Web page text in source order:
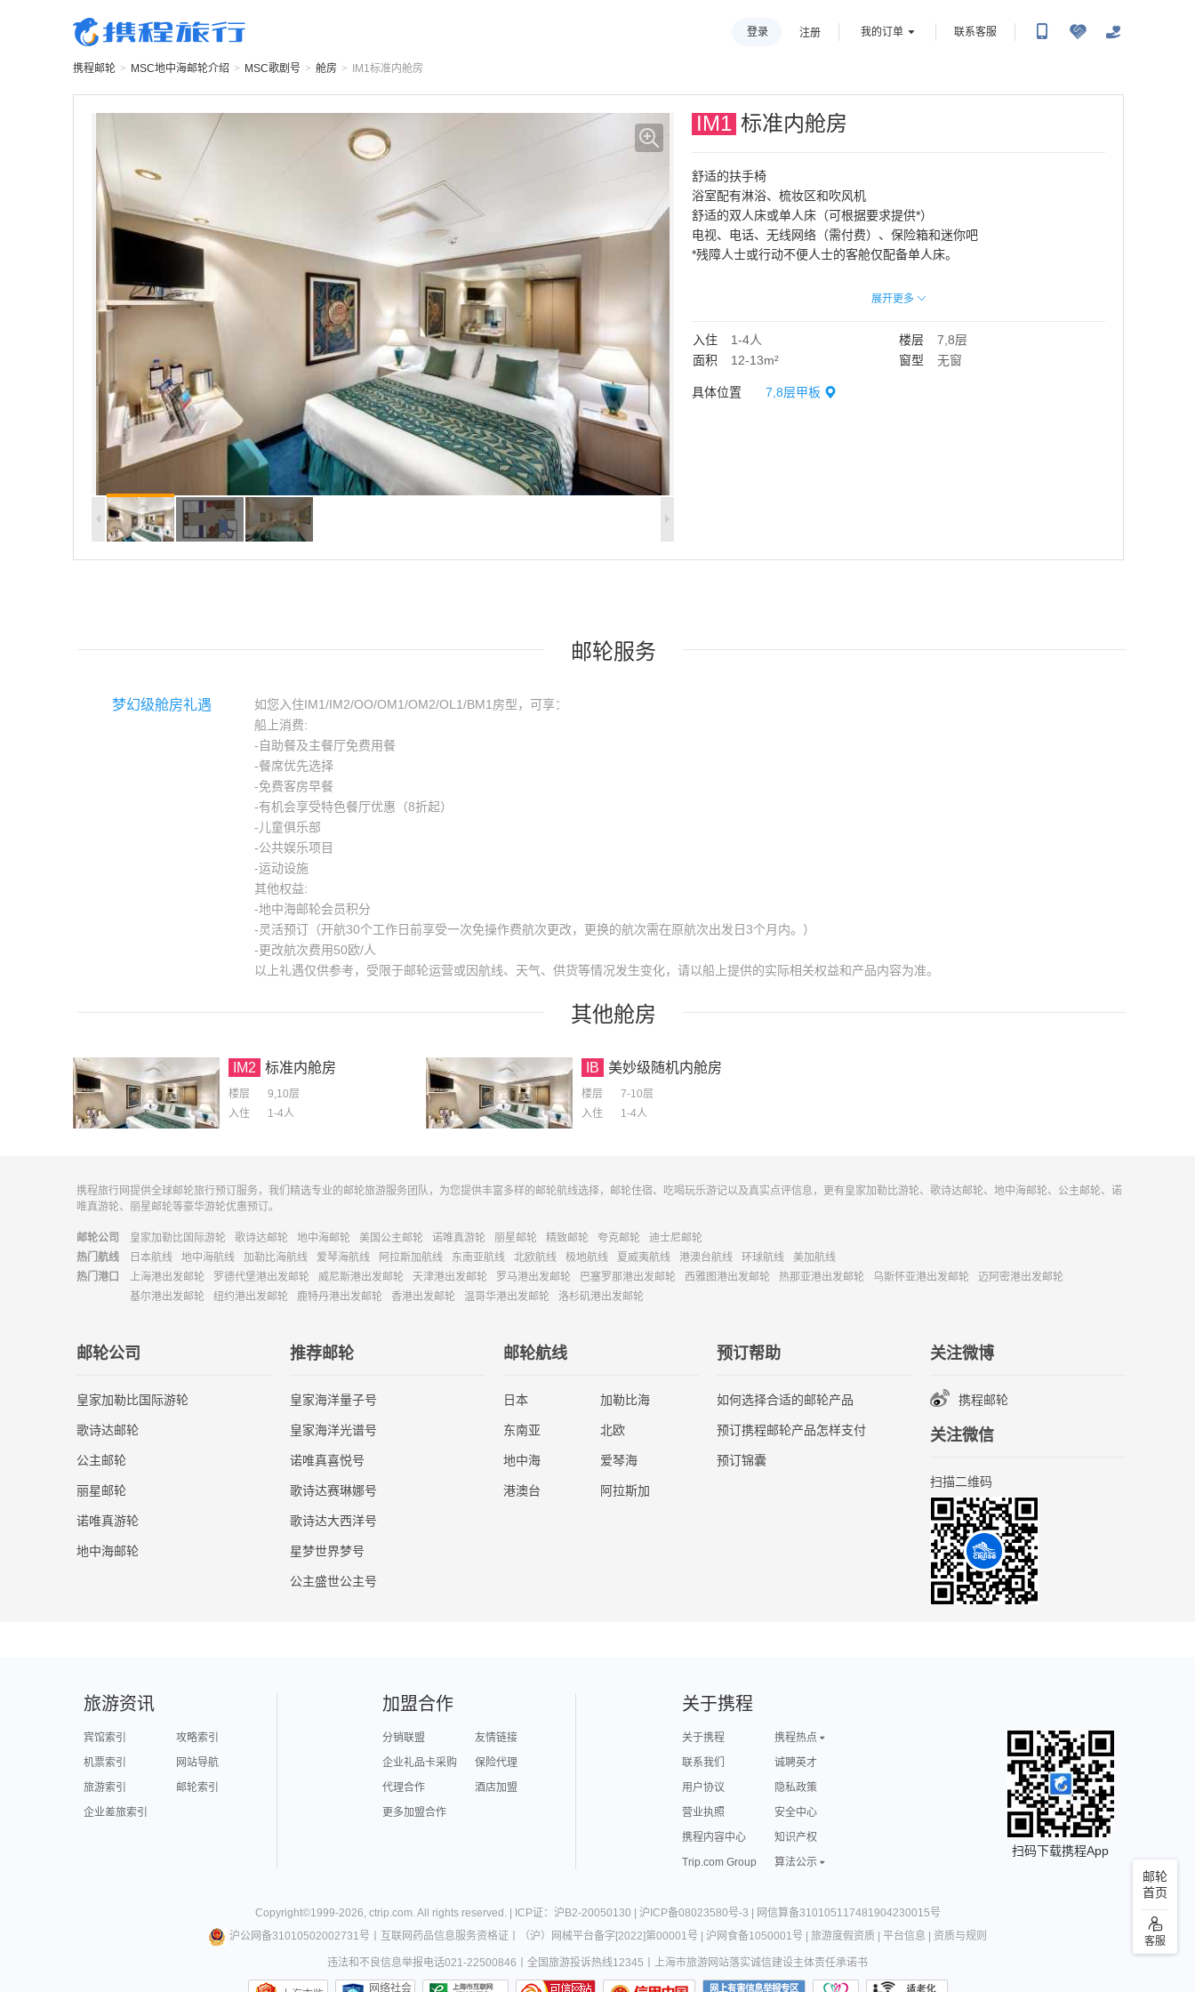
登录 注册 我的订单 联系客服
携程邮轮 > MSC地中海邮轮介绍 > MSC歌剧号 > 舱房 > IM1标准内舱房
IM1 标准内舱房
舒适的扶手椅
浴室配有淋浴、梳妆区和吹风机
舒适的双人床或单人床（可根据要求提供*）
电视、电话、无线网络（需付费）、保险箱和迷你吧
*残障人士或行动不便人士的客舱仅配备单人床。
图片仅供参考；尺寸、布局和家具可能有所不同（同一舱位类别）。
展开更多
入住 1-4人 楼层
7,8层
面积
12-13m² 窗型 无窗
具体位置 7,8层甲板
邮轮服务
梦幻级舱房礼遇
如您入住IM1/IM2/OO/OM1/OM2/OL1/BM1房型，可享：
船上消费:
-自助餐及主餐厅免费用餐
-餐席优先选择
-免费客房早餐
-有机会享受特色餐厅优惠（8折起）
-儿童俱乐部
-公共娱乐项目
-运动设施
其他权益:
-地中海邮轮会员积分
-灵活预订（开航30个工作日前享受一次免操作费航次更改，更换的航次需在原航次出发日3个月内。）
-更改航次费用50欧/人
以上礼遇仅供参考，受限于邮轮运营或因航线、天气、供货等情况发生变化，请以船上提供的实际相关权益和产品内容为准。
其他舱房
IM2 标准内舱房
楼层
9,10层
入住
1-4人
IB 美妙级随机内舱房
楼层
7-10层
入住
1-4人
携程旅行网提供全球邮轮旅行预订服务，我们精选专业的邮轮旅游服务团队，为您提供丰富多样的邮轮航线选择，邮轮住宿、吃喝玩乐游记以及真实点评信息，更有皇家加勒比游轮、歌诗达邮轮、地中海邮轮、公主邮轮、诺
唯真游轮、丽星邮轮等豪华游轮优惠预订。
邮轮公司 皇家加勒比国际游轮 歌诗达邮轮 地中海邮轮 美国公主邮轮 诺唯真游轮 丽星邮轮 精致邮轮 夸克邮轮
迪士尼邮轮
热门航线
日本航线 地中海航线 加勒比海航线 爱琴海航线 阿拉斯加航线 东南亚航线 北欧航线 极地航线 夏威夷航线 港澳台航线 环球航线
美加航线
热门港口
上海港出发邮轮 罗德代堡港出发邮轮 威尼斯港出发邮轮 天津港出发邮轮 罗马港出发邮轮 巴塞罗那港出发邮轮 西雅图港出发邮轮 热那亚港出发邮轮 乌斯怀亚港出发邮轮
迈阿密港出发邮轮
基尔港出发邮轮
纽约港出发邮轮 鹿特丹港出发邮轮 香港出发邮轮 温哥华港出发邮轮 洛杉矶港出发邮轮
邮轮公司
皇家加勒比国际游轮
歌诗达邮轮
公主邮轮
丽星邮轮
诺唯真游轮
地中海邮轮
推荐邮轮
皇家海洋量子号
皇家海洋光谱号
诺唯真喜悦号
歌诗达赛琳娜号
歌诗达大西洋号
星梦世界梦号
公主盛世公主号
邮轮航线
日本 加勒比海
东南亚 北欧
地中海 爱琴海
港澳台 阿拉斯加
预订帮助
如何选择合适的邮轮产品
预订携程邮轮产品怎样支付
预订锦囊
关注微博
携程邮轮
关注微信
扫描二维码
邮轮
首页
客服
旅游资讯
宾馆索引
攻略索引
机票索引
网站导航
旅游索引
邮轮索引
企业差旅索引
加盟合作
分销联盟
友情链接
企业礼品卡采购
保险代理
代理合作
酒店加盟
更多加盟合作
关于携程
关于携程
携程热点
联系我们
诚聘英才
用户协议
隐私政策
营业执照
安全中心
携程内容中心
知识产权
Trip.com Group
算法公示
扫码下载携程App
Copyright©1999-2026, ctrip.com. All rights reserved. | ICP证：沪B2-20050130 沪ICP备08023580号-3
网信算备310105117481904230015号
沪公网备31010502002731号
互联网药品信息服务资格证 （沪）网械平台备字[2022]第00001号 沪网食备1050001号 旅游度假资质| 平台信息 资质与规则
违法和不良信息举报电话021-22500846 全国旅游投诉热线12345 上海市旅游网站落实诚信建设主体责任承诺书
网络社会